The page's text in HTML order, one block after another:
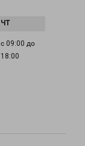
с 09:00 до
18:00